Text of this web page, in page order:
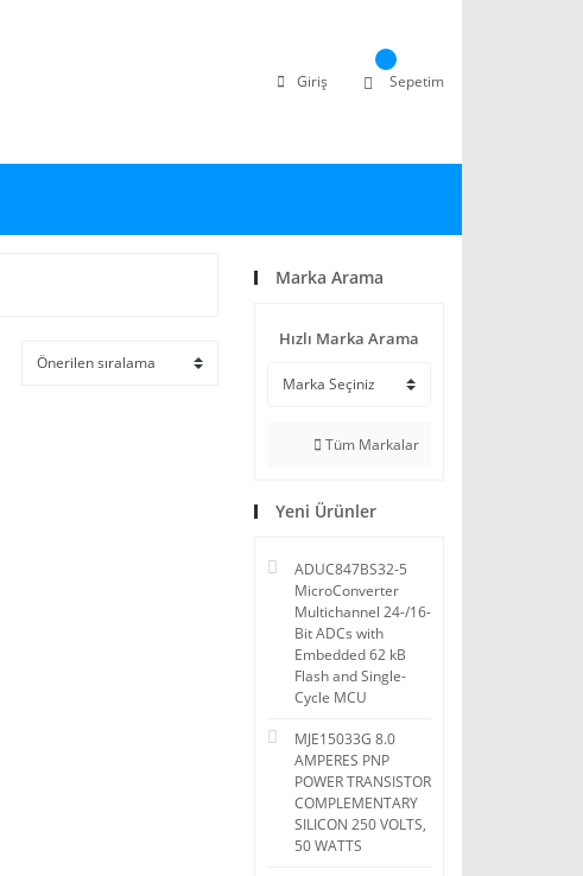
Giriş Sepetim
Marka Arama
Hızlı Marka Arama
Tüm Markalar
Yeni Ürünler
ADUC847BS32-5
MicroConverter
Multichannel 24-/16-
Bit ADCs with
Embedded 62 kB
Flash and Single-
Cycle MCU
MJE15033G 8.0
AMPERES PNP
POWER TRANSISTOR
COMPLEMENTARY
SILICON 250 VOLTS,
50 WATTS